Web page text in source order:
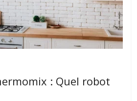
: Quel robot